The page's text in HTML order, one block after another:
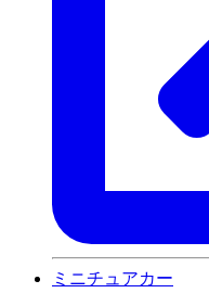
ミニチュアカー